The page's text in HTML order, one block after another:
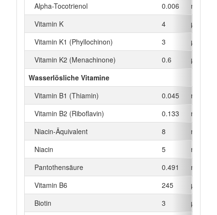
Alpha-Tocotrienol
0.006
mg
Vitamin K
4
µg
Vitamin K1 (Phyllochinon)
3
µg
Vitamin K2 (Menachinone)
0.6
µg
Wasserlösliche Vitamine
Vitamin B1 (Thiamin)
0.045
mg
Vitamin B2 (Riboflavin)
0.133
mg
Niacin-Äquivalent
8
mg
Niacin
5
mg
Pantothensäure
0.491
mg
Vitamin B6
245
µg
Biotin
3
µg